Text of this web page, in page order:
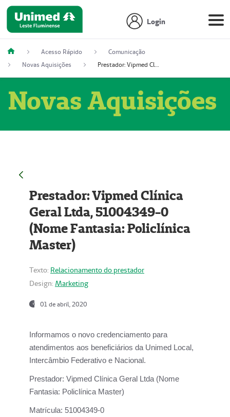
Login
Acesso Rápido
Comunicação
Novas Aquisições
Prestador: Vipmed Clínica Geral Ltda, 51004349-0 (Nome Fantasia: Policlínica Master)
Novas Aquisições
Prestador: Vipmed Clínica
Geral Ltda, 51004349-0
(Nome Fantasia: Policlínica
Master)
Texto: Relacionamento do prestador
Design: Marketing
01 de abril, 2020
Informamos o novo credenciamento para
atendimentos aos beneficiários da Unimed Local,
Intercâmbio Federativo e Nacional.
Prestador: Vipmed Clínica Geral Ltda (Nome
Fantasia: Policlínica Master)
Matrícula: 51004349-0